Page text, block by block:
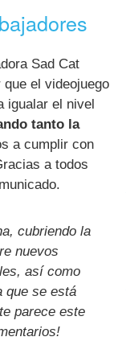
Sad Cat
el videojuego
igualar el nivel
tanto la
a cumplir con
a todos
cubriendo la
nuevos
así como
que se está
parece este